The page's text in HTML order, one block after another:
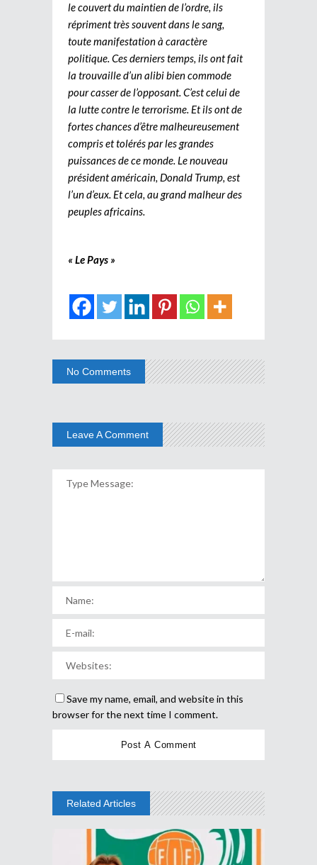
le couvert du maintien de l’ordre, ils
répriment très souvent dans le sang,
toute manifestation à caractère
politique. Ces derniers temps, ils ont fait
la trouvaille d’un alibi bien commode
pour casser de l’opposant. C’est celui de
la lutte contre le terrorisme. Et ils ont de
fortes chances d’être malheureusement
compris et tolérés par les grandes
puissances de ce monde. Le nouveau
président américain, Donald Trump, est
l’un d’eux. Et cela, au grand malheur des
peuples africains.
« Le Pays »
No Comments
Leave A Comment
Save my name, email, and website in this
browser for the next time I comment.
Related Articles